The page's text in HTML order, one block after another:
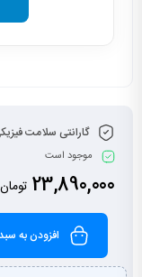
گارانتی سلامت
موجود است
23,890,000 تومان
افزودن به